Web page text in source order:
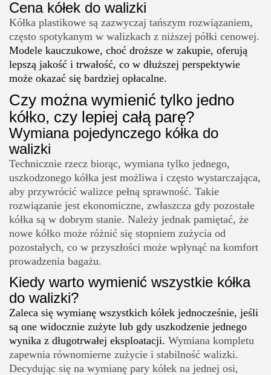
Cena kółek do walizki
Kółka plastikowe są zazwyczaj tańszym rozwiązaniem,
często spotykanym w walizkach z niższej półki cenowej.
Modele kauczukowe, choć droższe w zakupie, oferują
lepszą jakość i trwałość, co w dłuższej perspektywie
może okazać się bardziej opłacalne.
Czy można wymienić tylko jedno
kółko, czy lepiej całą parę?
Wymiana pojedynczego kółka do
walizki
Technicznie rzecz biorąc, wymiana tylko jednego,
uszkodzonego kółka jest możliwa i często wystarczająca,
aby przywrócić walizce pełną sprawność. Takie
rozwiązanie jest ekonomiczne, zwłaszcza gdy pozostałe
kółka są w dobrym stanie. Należy jednak pamiętać, że
nowe kółko może różnić się stopniem zużycia od
pozostałych, co w przyszłości może wpłynąć na komfort
prowadzenia bagażu.
Kiedy warto wymienić wszystkie kółka
do walizki?
Zaleca się wymianę wszystkich kółek jednocześnie, jeśli
są one widocznie zużyte lub gdy uszkodzenie jednego
wynika z długotrwałej eksploatacji. Wymiana kompletu
zapewnia równomierne zużycie i stabilność walizki.
Decydując się na wymianę pary kółek na jednej osi,